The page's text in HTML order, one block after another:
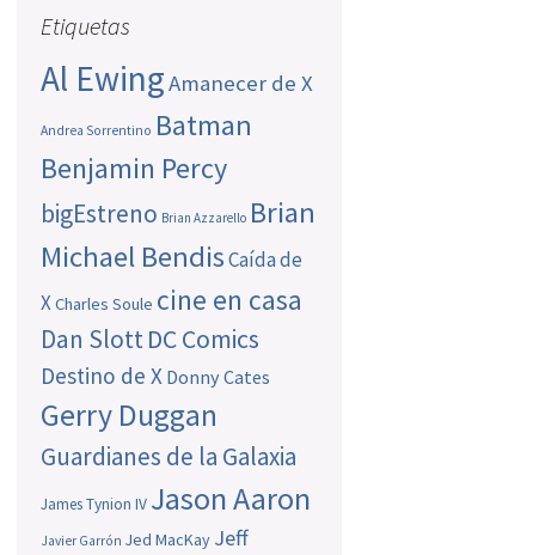
Etiquetas
Al EwingAmanecer de X
Andrea Sorrentino Batman
Benjamin Percy
bigEstreno Brian Azzarello Brian
Michael BendisCaída de
XCharles Soule cine en casa
Dan SlottDC Comics
Destino de X Donny Cates
Gerry Duggan
Guardianes de la Galaxia
James Tynion IV Jason Aaron
Javier Garrón Jed MacKay Jeff